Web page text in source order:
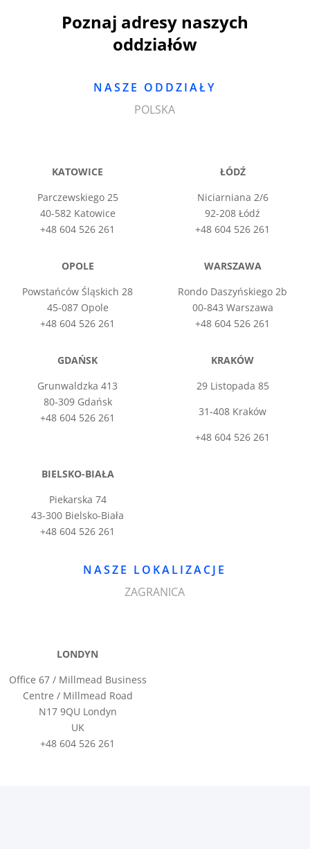
Poznaj adresy naszych
oddziałów
NASZE ODDZIAŁY
POLSKA
KATOWICE
Parczewskiego 25
40-582 Katowice
+48 604 526 261
ŁÓDŹ
Niciarniana 2/6
92-208 Łódź
+48 604 526 261
OPOLE
Powstańców Śląskich 28
45-087 Opole
+48 604 526 261
WARSZAWA
Rondo Daszyńskiego 2b
00-843 Warszawa
+48 604 526 261
GDAŃSK
Grunwaldzka 413
80-309 Gdańsk
+48 604 526 261
KRAKÓW
29 Listopada 85
31-408 Kraków
+48 604 526 261
BIELSKO-BIAŁA
Piekarska 74
43-300 Bielsko-Biała
+48 604 526 261
NASZE LOKALIZACJE
ZAGRANICA
LONDYN
Office 67 / Millmead Business
Centre / Millmead Road
N17 9QU Londyn
UK
+48 604 526 261